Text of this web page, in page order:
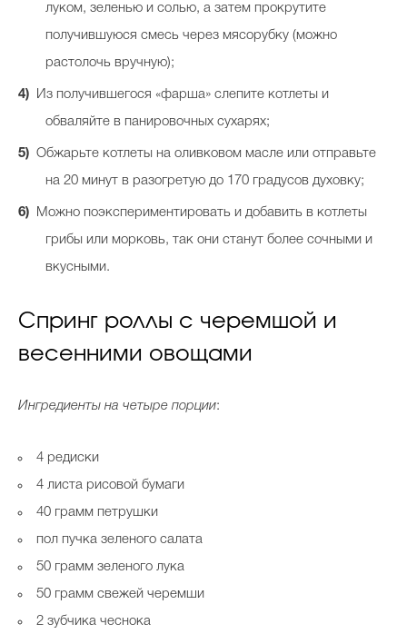
луком, зеленью и солью, а затем прокрутите
получившуюся смесь через мясорубку (можно
растолочь вручную);
Из получившегося «фарша» слепите котлеты и
обваляйте в панировочных сухарях;
Обжарьте котлеты на оливковом масле или отправьте
на 20 минут в разогретую до 170 градусов духовку;
Можно поэкспериментировать и добавить в котлеты
грибы или морковь, так они станут более сочными и
вкусными.
Спринг роллы с черемшой и
весенними овощами
Ингредиенты на четыре порции:
4 редиски
4 листа рисовой бумаги
40 грамм петрушки
пол пучка зеленого салата
50 грамм зеленого лука
50 грамм свежей черемши
2 зубчика чеснока